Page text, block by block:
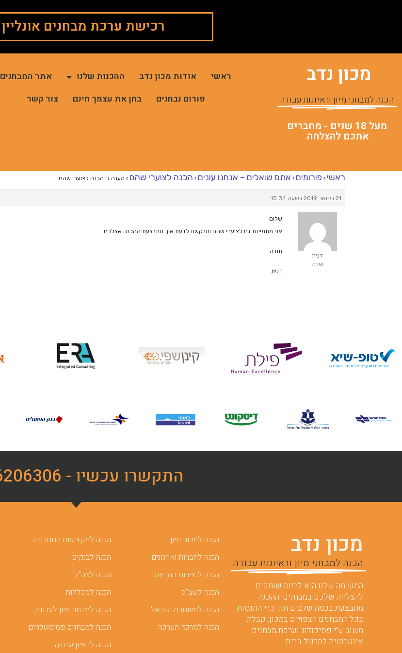
רכישת ערכת מבחנים אונליין
מכון נדב
הכנה למבחני מיון וראיונות עבודה
מעל 18 שנים - מחברים
אתכם להצלחה
ראשי אודות מכון נדב ההכנות שלנו
אתר המבחנים
פורום נבחנים
בחן את עצמך חינם צור קשר
ראשי › פורומים › אתם שואלים – אנחנו עונים › הכנה לצוערי שהם › מענה ל־הכנה לצוערי שהם
21 בינואר 2019 בשעה 15:34
דנית
אורח
שלום
אני מתמיינת גם לצוערי שהם ומבקשת לדעת איך מתבצעת ההכנה אצלכם.
תודה
דנית
התקשרו עכשיו - 03-6206306
מכון נדב
הכנה למבחני מיון וראיונות עבודה
המשימה שלנו היא להיות שותפים
להצלחה שלכם במבחנים. ההכנה
מתבצעת בכמה שלבים תוך כדי התנסות
בכל המבחנים הצפויים במכון, קבלת
משוב ע”י פסיכולוג וערכת מבחנים
אינטרנטית לתרגול בבית.
הכנה למכוני מיון
הכנה לחברות וארגונים
הכנה לנציבות המדינה
הכנה לשב"ס
הכנה למשטרת ישראל
הכנה למרכזי הערכה
הכנה למקצועות התחבורה
הכנה לבנקים
הכנה לצה”ל
הכנה למכללות
הכנה למבחני מיון לעבודה
הכנה למבחנים פסיכוטכניים
הכנה לראיון עבודה